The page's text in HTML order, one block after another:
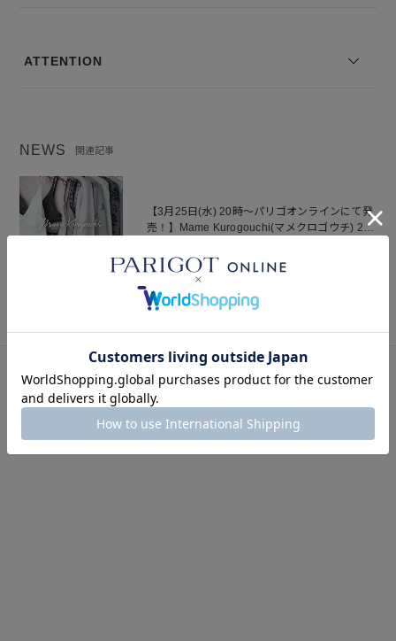
※写真は実際のカラーと若干相違する場合がございます。あらかじめ
※サイズ表記は弊社規定によるものを表示しております。
ATTENTION
NEWS 関連記事
【3月25日(水) 20時～パリゴオンラインにて発
売！】Mame Kurogouchi(マメクロゴウチ) 26
2026.03.25 BLOG
このアイテムを見た人はこの商品もチェックしています